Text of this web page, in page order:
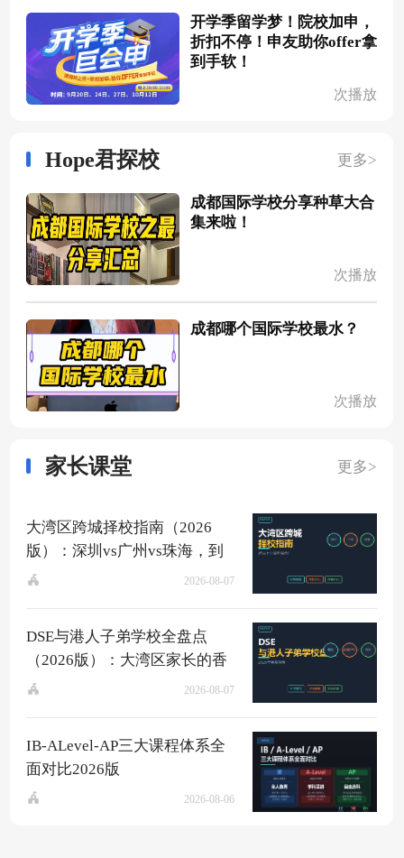
开学季留学梦！院校加申，
折扣不停！申友助你offer拿
到手软！
次播放
Hope君探校 更多>
成都国际学校分享种草大合
集来啦！
次播放
成都哪个国际学校最水？
次播放
家长课堂 更多>
大湾区跨城择校指南（2026
版）：深圳vs广州vs珠海，到
底该去哪？
2026-08-07
DSE与港人子弟学校全盘点
（2026版）：大湾区家长的香
港升学快车道
2026-08-07
IB-ALevel-AP三大课程体系全
面对比2026版
2026-08-06